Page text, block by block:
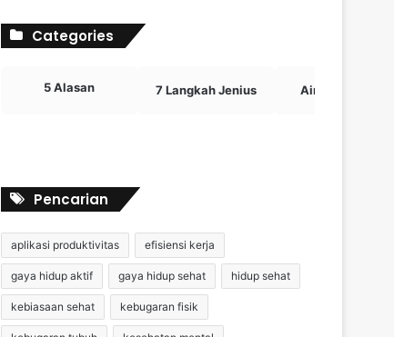
Categories
5 Alasan 7 Langkah Jenius Airdrop Crypto
Pencarian
aplikasi produktivitas efisiensi kerja
gaya hidup aktif gaya hidup sehat hidup sehat
kebiasaan sehat kebugaran fisik